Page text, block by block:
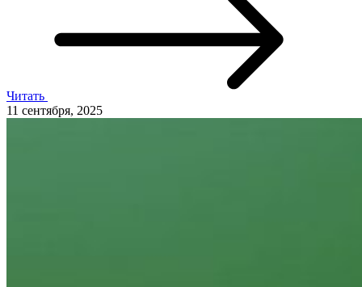
Читать
11 сентября, 2025